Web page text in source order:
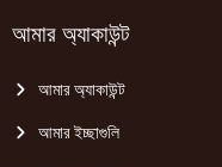
আমার অ্যাকাউন্ট
আমার অ্যাকাউন্ট
আমার ইচ্ছাগুলি